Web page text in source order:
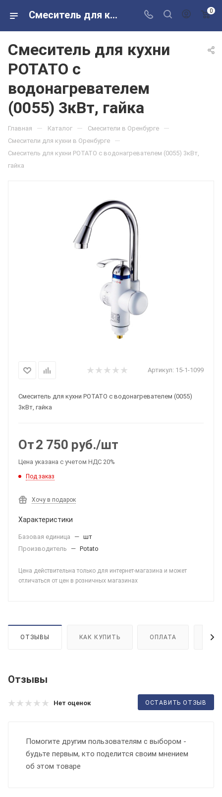
Смеситель для кухни POTATO с водонагревателем (0055) 3кВт, гайка в розничных магазинах Сантехторг 0
Смеситель для кухни
POTATO с
водонагревателем
(0055) 3кВт, гайка
Главная — Каталог — Смесители в Оренбурге —
Смесители для кухни в Оренбурге —
Смеситель для кухни POTATO с водонагревателем (0055) 3кВт,
гайка
Артикул: 15-1-1099
Смеситель для кухни POTATO с водонагревателем (0055)
3кВт, гайка
От2 750 руб./шт
Цена указана с учетом НДС 20%
Под заказ
Хочу в подарок
Характеристики
Базовая единица — шт
Производитель
— Potato
Цена действительна только для интернет-магазина и может
отличаться от цен в розничных магазинах
ОТЗЫВЫ КАК КУПИТЬ ОПЛАТА
Отзывы
Нет оценок ОСТАВИТЬ ОТЗЫВ
Помогите другим пользователям с выбором -
будьте первым, кто поделится своим мнением
об этом товаре